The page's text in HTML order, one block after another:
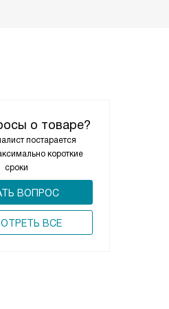
о товаре?
постарается
короткие
сроки
ВОПРОС
ВСЕ